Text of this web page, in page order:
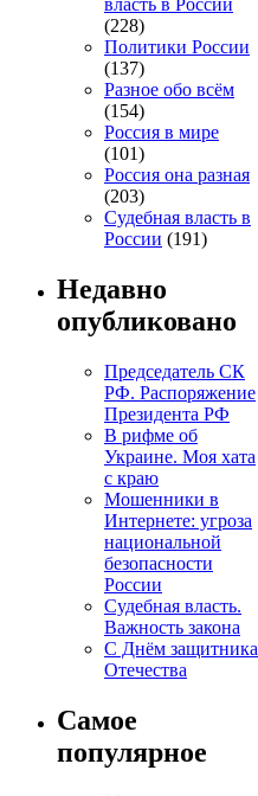
власть в России
(228)
Политики России
(137)
Разное обо всём
(154)
Россия в мире
(101)
Россия она разная
(203)
Судебная власть в
России (191)
Недавно
опубликовано
Председатель СК
РФ. Распоряжение
Президента РФ
В рифме об
Украине. Моя хата
с краю
Мошенники в
Интернете: угроза
национальной
безопасности
России
Судебная власть.
Важность закона
С Днём защитника
Отечества
Самое
популярное